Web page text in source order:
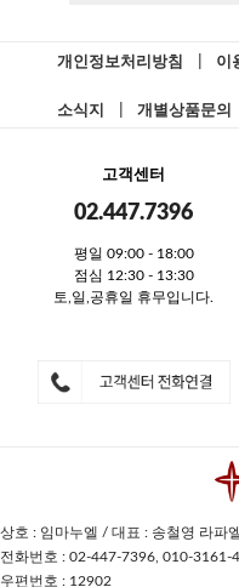
개인정보처리방침 이
소식지 개별상품문의
고객센터
02.447.7396
평일 09:00 - 18:00
점심 12:30 - 13:30
토,일,공휴일 휴무입니다.
상호 : 임마누엘 / 대표 : 송철영 라파엘
전화번호 : 02-447-7396, 010-
우편번호 : 12902